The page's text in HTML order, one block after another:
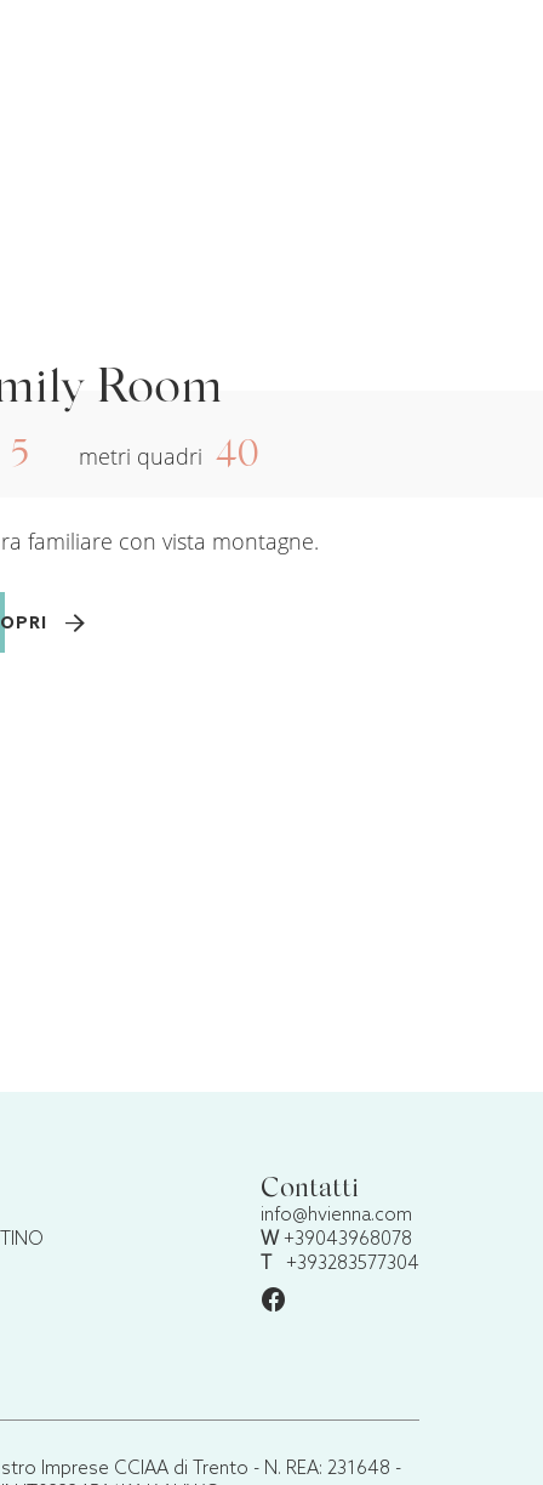
Room
5 metri quadri 40
familiare con vista montagne.
Contatti
info@hvienna.com
W +39043968078
T +393283577304
Imprese CCIAA di Trento - N. REA: 231648 -